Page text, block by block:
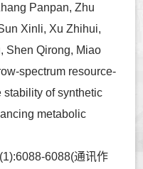
Panpan, Zhu
Xinli, Xu Zhihui,
Shen Qirong, Miao
spectrum resource-
stability of synthetic
metabolic
6088(通讯作